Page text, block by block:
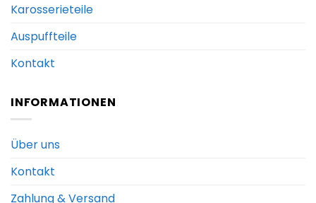
Karosserieteile
Auspuffteile
Kontakt
INFORMATIONEN
Über uns
Kontakt
Zahlung & Versand